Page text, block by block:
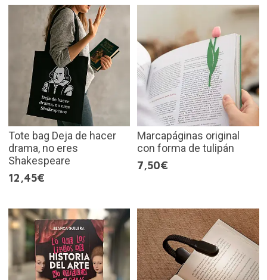
Tote bag Deja de hacer
drama, no eres
Shakespeare
12,45€
Marcapáginas original
con forma de tulipán
7,50€